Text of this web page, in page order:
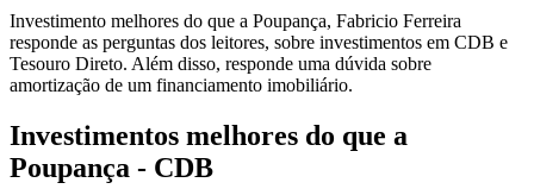
Investimento melhores do que a Poupança, Fabricio Ferreira
responde as perguntas dos leitores, sobre investimentos em CDB e
Tesouro Direto. Além disso, responde uma dúvida sobre
amortização de um financiamento imobiliário.
Investimentos melhores do que a
Poupança - CDB